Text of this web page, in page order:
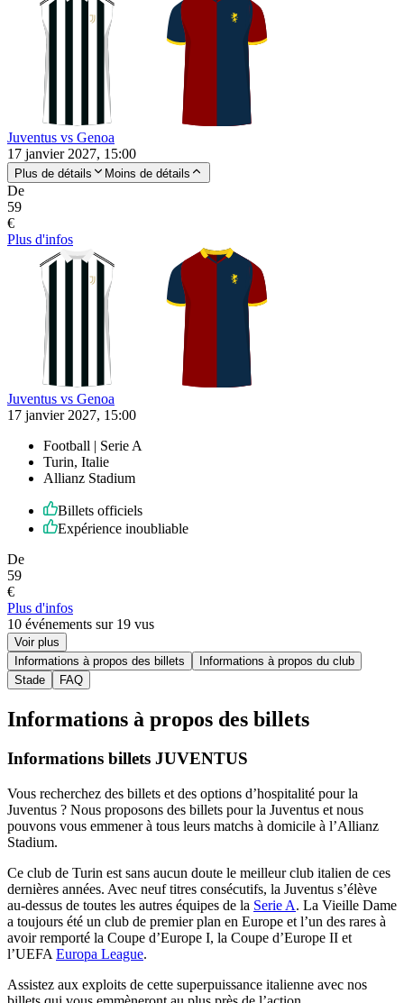
Juventus vs Genoa
17 janvier 2027, 15:00
Plus de détails Moins de détails
De
59
€
Plus d'infos
Juventus vs Genoa
17 janvier 2027, 15:00
Football | Serie A
Turin, Italie
Allianz Stadium
Billets officiels
Expérience inoubliable
De
59
€
Plus d'infos
10 événements sur 19 vus
Voir plus
Informations à propos des billets
Informations à propos du club
Stade
FAQ
Informations à propos des billets
Informations billets JUVENTUS
Vous recherchez des billets et des options d’hospitalité pour la
Juventus ? Nous proposons des billets pour la Juventus et nous
pouvons vous emmener à tous leurs matchs à domicile à l’Allianz
Stadium.
Ce club de Turin est sans aucun doute le meilleur club italien de ces
dernières années. Avec neuf titres consécutifs, la Juventus s’élève
au-dessus de toutes les autres équipes de la Serie A. La Vieille Dame
a toujours été un club de premier plan en Europe et l’un des rares à
avoir remporté la Coupe d’Europe I, la Coupe d’Europe II et
l’UEFA Europa League.
Assistez aux exploits de cette superpuissance italienne avec nos